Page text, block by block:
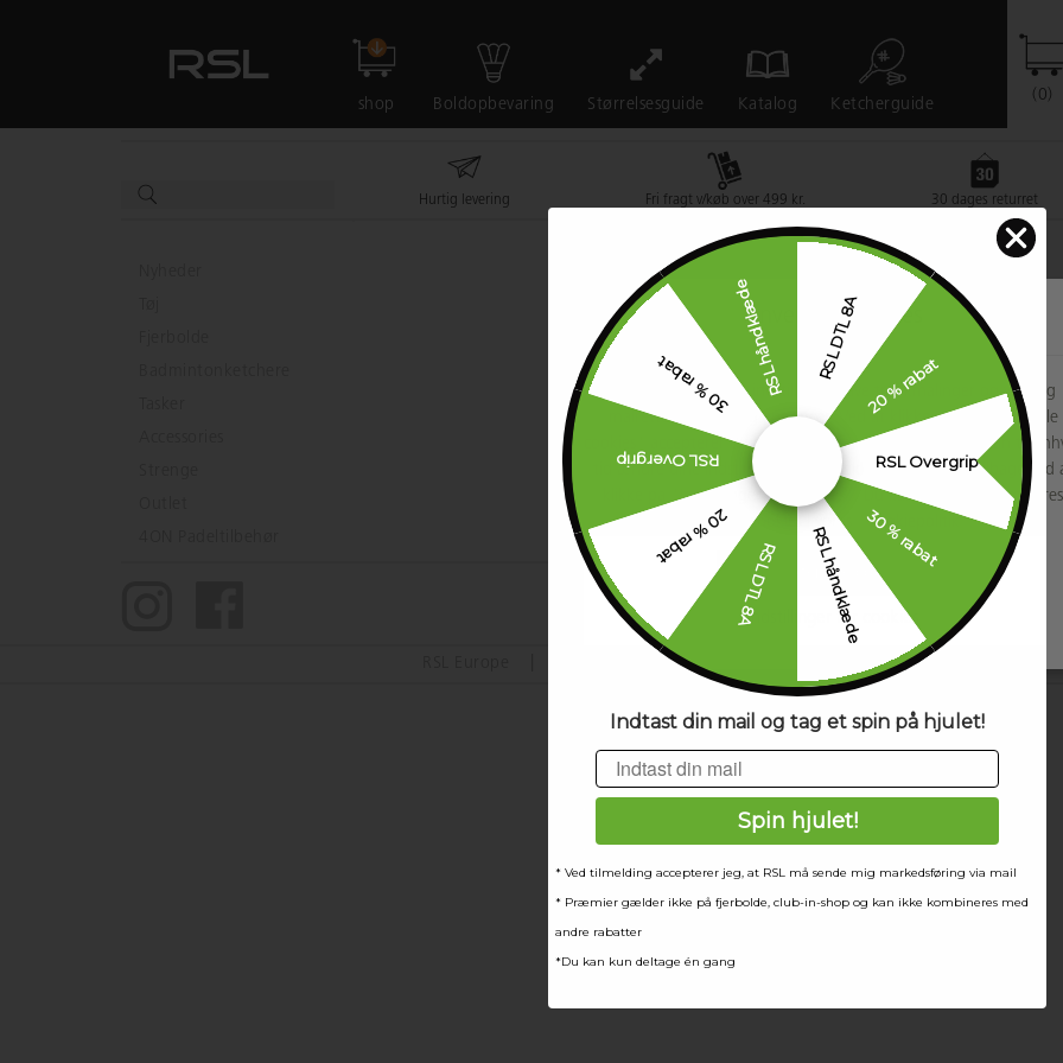
shop Boldopbevaring Størrelsesguide Katalog Ketcherguide
(0)
Hurtig levering Fri fragt v/køb over 499 kr. 30 dages returret
Kundeservice
Kildemosevej 11 A | Denmark
Anvender cookies
...for at huske dine indstillinger, lave trafikmålinger og vise dig
målrettet indhold og annoncer. Ved at klikke på "Accepter alle
cookies" accepterer du alle former for cookies, men du kan til
tid ændre dine indstillinger eller trække dit samtykke tilbage ved
klikke på "Indstillinger for cookies". Du kan læse mere om vores
brug af cookies i vores "Cookiepolitik".
Accepter alle cookies
Indstillinger for cookies
RSL DTL 8A
20 % rabat
RSL Overgrip
30 % rabat
RSL håndklæde
RSL DTL 8A
20 % rabat
RSL Overgrip
30 % rabatRSL håndklæde
Indtast din mail og tag et spin på hjulet!
Email
Spin hjulet!
* Ved tilmelding accepterer jeg, at RSL må sende mig markedsføring via mail
* Præmier gælder ikke på fjerbolde, club-in-shop og kan ikke kombineres med
andre rabatter
*Du kan kun deltage én gang